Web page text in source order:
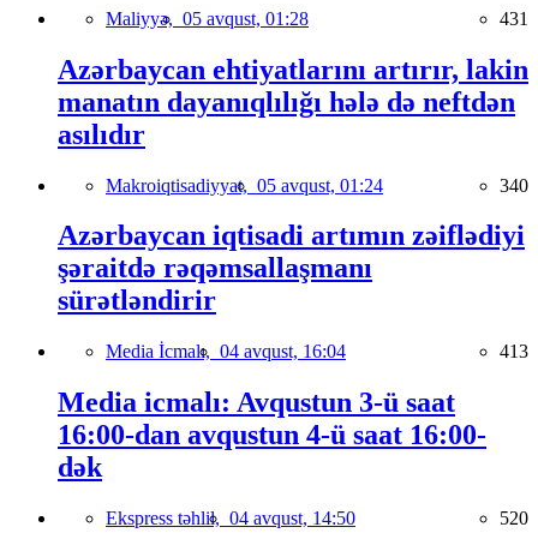
Maliyyə, 05 avqust, 01:28 431
Azərbaycan ehtiyatlarını artırır, lakin
manatın dayanıqlılığı hələ də neftdən
asılıdır
Makroiqtisadiyyat, 05 avqust, 01:24 340
Azərbaycan iqtisadi artımın zəiflədiyi
şəraitdə rəqəmsallaşmanı
sürətləndirir
Media İcmalı, 04 avqust, 16:04 413
Media icmalı: Avqustun 3-ü saat
16:00-dan avqustun 4-ü saat 16:00-
dək
Ekspress təhlil, 04 avqust, 14:50 520